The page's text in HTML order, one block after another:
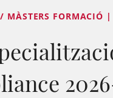
MÀSTERS FORMACIÓ